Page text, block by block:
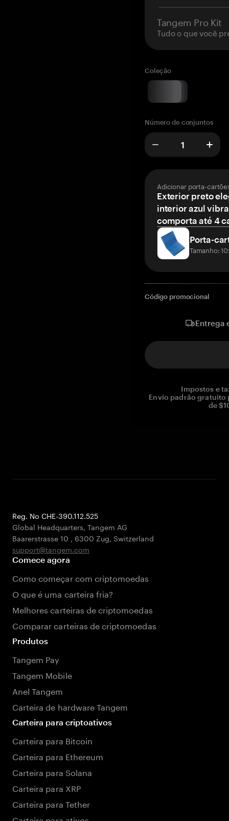
Tangem Pro Kit
Tudo o que você
Coleção
Número de conjuntos
Adicionar porta-
Exterior preto
interior azul
comporta até 4
Porta-
Tamanho:
Código promocional
Entrega
Impostos e
Envio padrão gratuito
de
Reg. No CHE-390.112.525
Global Headquarters, Tangem AG
Baarerstrasse 10 , 6300 Zug, Switzerland
support@tangem.com
Comece agora
Como começar com criptomoedas
O que é uma carteira fria?
Melhores carteiras de criptomoedas
Comparar carteiras de criptomoedas
Produtos
Tangem Pay
Tangem Mobile
Anel Tangem
Carteira de hardware Tangem
Carteira para criptoativos
Carteira para Bitcoin
Carteira para Ethereum
Carteira para Solana
Carteira para XRP
Carteira para Tether